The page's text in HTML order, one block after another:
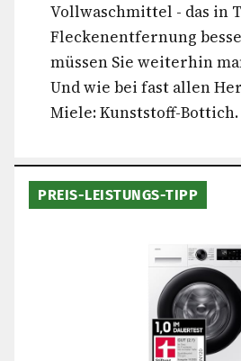
Vollwaschmittel - das in
Fleckenentfernung
müssen Sie weiterhin
Und wie bei fast allen
Miele: Kunststoff-Bottich.
PREIS-LEISTUNGS-TIPP